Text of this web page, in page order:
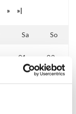
» »|
Sa So
01 02
09